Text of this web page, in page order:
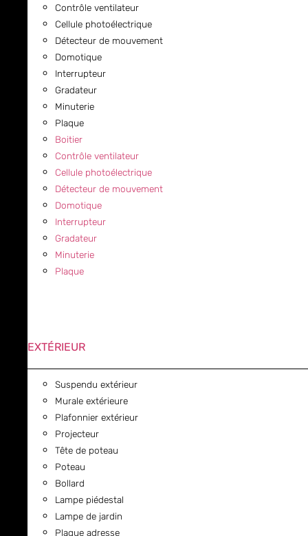
Contrôle ventilateur
Cellule photoélectrique
Détecteur de mouvement
Domotique
Interrupteur
Gradateur
Minuterie
Plaque
Boitier
Contrôle ventilateur
Cellule photoélectrique
Détecteur de mouvement
Domotique
Interrupteur
Gradateur
Minuterie
Plaque
EXTÉRIEUR
Suspendu extérieur
Murale extérieure
Plafonnier extérieur
Projecteur
Tête de poteau
Poteau
Bollard
Lampe piédestal
Lampe de jardin
Plaque adresse